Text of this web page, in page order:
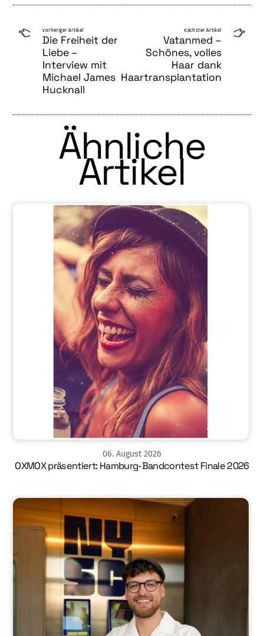
vorheriger Artikel
Die Freiheit der
Liebe –
Interview mit
Michael James
Hucknall
nächster Artikel
Vatanmed –
Schönes, volles
Haar dank
Haartransplantation
Ähnliche
Artikel
06. August 2026
OXMOX präsentiert: Hamburg-Bandcontest Finale 2026